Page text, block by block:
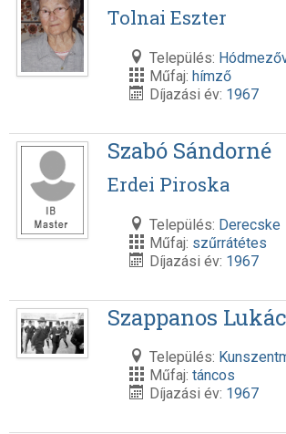
Tolnai Eszter
Település:
Műfaj: hímző
Díjazási év: 1967
Szabó Sándorné
Erdei Piroska
Település: Derecske
Műfaj: szűrrátétes
Díjazási év: 1967
Szappanos
Település:
Műfaj: táncos
Díjazási év: 1967